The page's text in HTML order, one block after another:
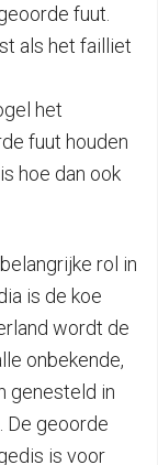
fuut.
als het failliet
het
fuut houden
hoe dan ook
rol in
is de koe
wordt de
onbekende,
genesteld in
De geoorde
is voor